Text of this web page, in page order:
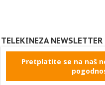
TELEKINEZA NEWSLETTER
Pretplatite se na naš